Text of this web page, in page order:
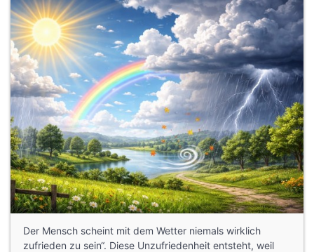
Der Mensch scheint mit dem Wetter niemals wirklich
zufrieden zu sein“. Diese Unzufriedenheit entsteht, weil